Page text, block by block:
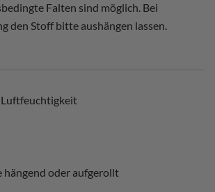
Falten sind möglich. Bei
den Stoff bitte aushängen lassen.
Luftfeuchtigkeit
hängend oder aufgerollt